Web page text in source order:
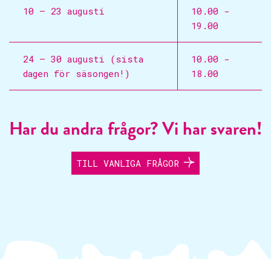
10 – 23 augusti
10.00 -
19.00
24 – 30 augusti (sista
dagen för säsongen!)
10.00 -
18.00
Har du andra frågor? Vi har svaren!
TILL VANLIGA FRÅGOR